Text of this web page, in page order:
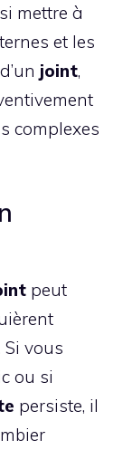
mettre à
et les
joint,
complexes
peut
Si vous
ou si
persiste, il